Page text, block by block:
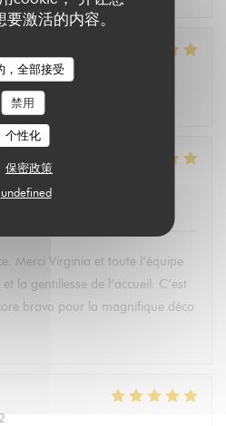
激活的内容。
，全部接受
禁用
个性化
保密政策
undefined
/5 质价比
/5 质价比:
Merci Virginia et toute l’équipe
la gentillesse de l’accueil. C’est
bravo pour la magnifique déco